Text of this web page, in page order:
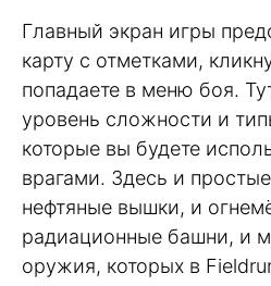
Главный экран игры
карту с отметками,
попадаете в меню боя.
уровень сложности и
которые вы будете
врагами. Здесь и
нефтяные вышки, и
радиационные башни, и
оружия, которых в